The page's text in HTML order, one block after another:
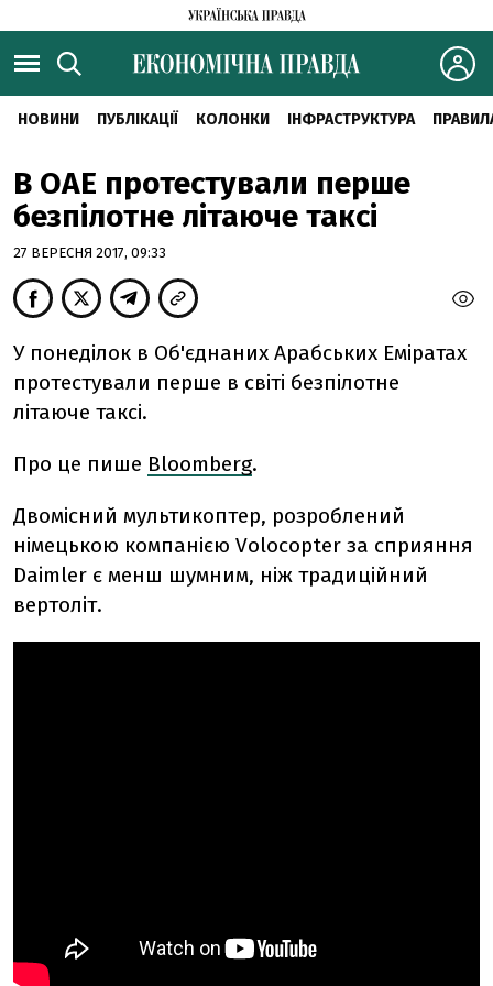
НОВИНИ ПУБЛІКАЦІЇ КОЛОНКИ ІНФРАСТРУКТУРА
В ОАЕ протестували перше
безпілотне літаюче таксі
27 ВЕРЕСНЯ 2017, 09:33
У понеділок в Об'єднаних Арабських Еміратах
протестували перше в світі безпілотне
літаюче таксі.
Про це пише Bloomberg.
Двомісний мультикоптер, розроблений
німецькою компанією Volocopter за сприяння
Daimler є менш шумним, ніж традиційний
вертоліт.